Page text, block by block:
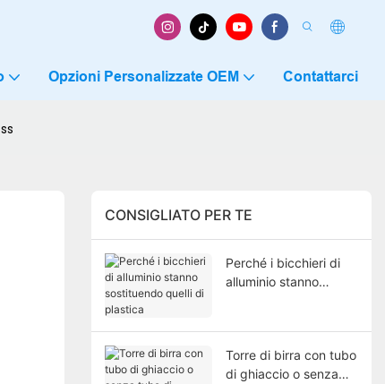
Opzioni Personalizzate OEM Contattarci
CONSIGLIATO PER TE
Perché i bicchieri di
alluminio stanno
Torre di birra con tubo
di ghiaccio o senza